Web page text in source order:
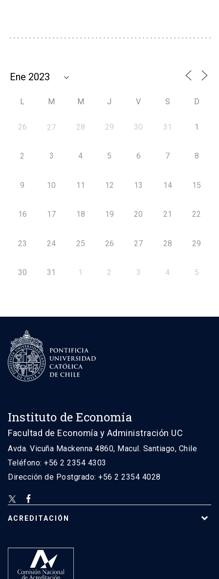
L M M J V S D
26 27 28 29 30 31 1
2 3 4 5 6 7 8
9 10 11 12 13 14 15
16 17 18 19 20 21 22
23 24 25 26 27 28 29
30 31 1 2 3 4 5
Instituto de Economía
Facultad de Economía y Administración UC
Avda. Vicuña Mackenna 4860, Macul. Santiago, Chile
Teléfono: +56 2 2354 4303
Dirección de Postgrado: +56 2 2354 4028
ACREDITACIÓN